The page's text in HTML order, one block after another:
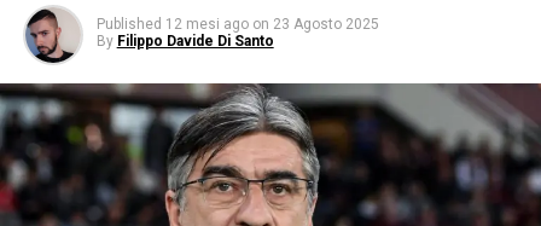
Published 12 mesi ago on 23 Agosto 2025
By Filippo Davide Di Santo